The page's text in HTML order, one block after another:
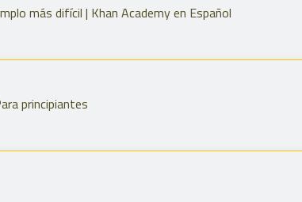
más difícil | Khan Academy en Español
principiantes